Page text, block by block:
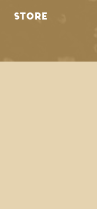
STORE